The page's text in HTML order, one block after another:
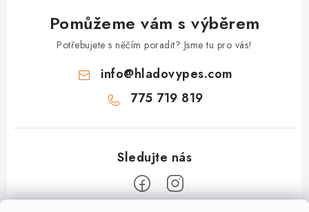
Pomůžeme vám s výběrem
Potřebujete s něčím poradit? Jsme tu pro vás!
info@hladovypes.com
775 719 819